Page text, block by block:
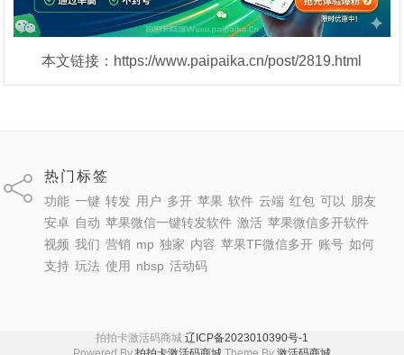
本文链接：https://www.paipaika.cn/post/2819.html
热门标签
功能 一键 转发 用户 多开 苹果 软件 云端 红包 可以
朋友
安卓 自动 苹果微信一键转发软件 激活 苹果微信多开软件
视频 我们 营销 mp 独家 内容 苹果TF微信多开 账号 如何
支持 玩法 使用 nbsp 活动码
拍拍卡激活码商城 辽ICP备2023010390号-1